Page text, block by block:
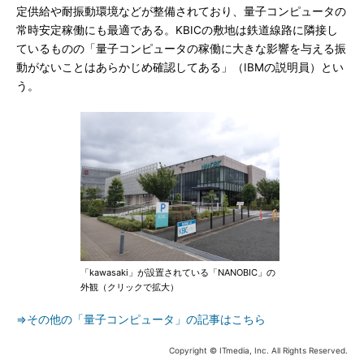
定供給や耐振動環境などが整備されており、量子コンピュータの
常時安定稼働にも最適である。KBICの敷地は鉄道線路に隣接し
ているものの「量子コンピュータの稼働に大きな影響を与える振
動がないことはあらかじめ確認してある」（IBMの説明員）とい
う。
「kawasaki」が設置されている「NANOBIC」の
外観（クリックで拡大）
⇒その他の「量子コンピュータ」の記事はこちら
Copyright © ITmedia, Inc. All Rights Reserved.